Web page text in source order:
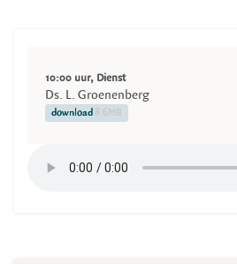
10:00 uur, Dienst
Ds. L. Groenenberg
download 8.6MB